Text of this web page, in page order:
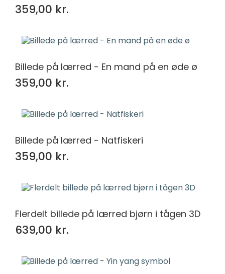
359,00 kr.
Billede på lærred - En mand på en øde ø
359,00 kr.
Billede på lærred - Natfiskeri
359,00 kr.
Flerdelt billede på lærred bjørn i tågen 3D
639,00 kr.